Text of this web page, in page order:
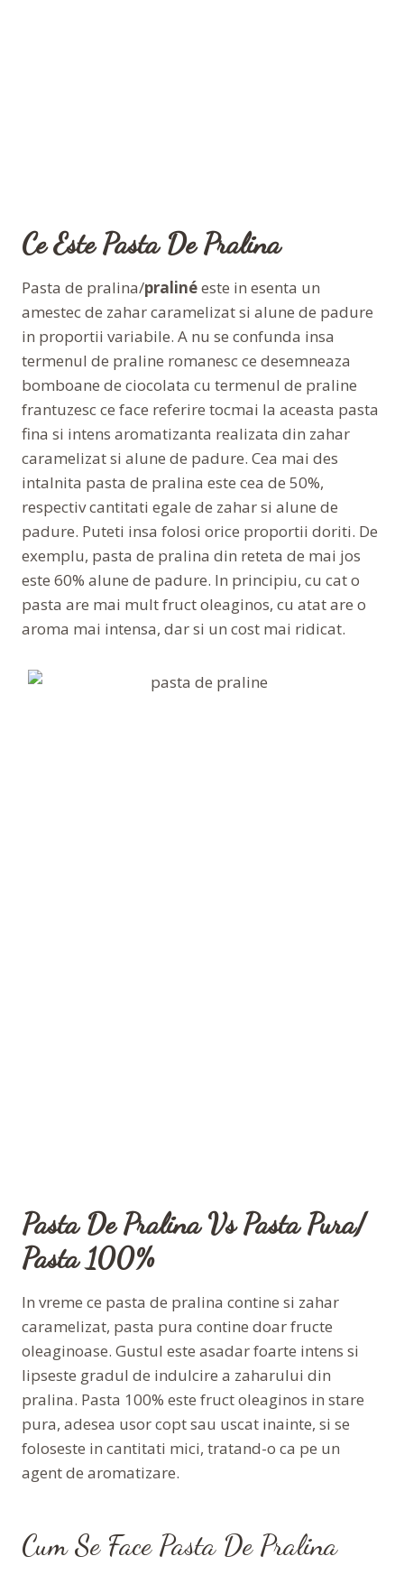
Ce Este Pasta De Pralina
Pasta de pralina/pralinéeste in esenta un
amestec de zahar caramelizat si alune de padure
in proportii variabile. A nu se confunda insa
termenul de praline romanesc ce desemneaza
bomboane de ciocolata cu termenul de praline
frantuzesc ce face referire tocmai la aceasta pasta
fina si intens aromatizanta realizata din zahar
caramelizat si alune de padure. Cea mai des
intalnita pasta de pralina este cea de 50%,
respectiv cantitati egale de zahar si alune de
padure. Puteti insa folosi orice proportii doriti. De
exemplu, pasta de pralina din reteta de mai jos
este 60% alune de padure. In principiu, cu cat o
pasta are mai mult fruct oleaginos, cu atat are o
aroma mai intensa, dar si un cost mai ridicat.
Pasta De Pralina Vs Pasta Pura/
Pasta 100%
In vreme ce pasta de pralina contine si zahar
caramelizat, pasta pura contine doar fructe
oleaginoase. Gustul este asadar foarte intens si
lipseste gradul de indulcire a zaharului din
pralina. Pasta 100% este fruct oleaginos in stare
pura, adesea usor copt sau uscat inainte, si se
foloseste in cantitati mici, tratand-o ca pe un
agent de aromatizare.
Cum Se Face Pasta De Pralina